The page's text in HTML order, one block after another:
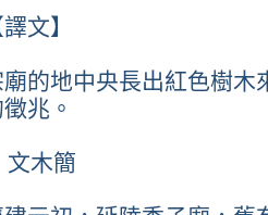
譯文】
廟的地中央長出紅色樹木
兆。
木簡